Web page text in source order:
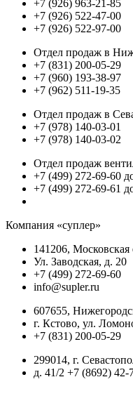
+7 (926) 963-21-85
+7 (926) 522-47-00
+7 (926) 522-97-00
Отдел продаж в
+7 (831) 200-05-29
+7 (960) 193-38-97
+7 (962) 511-19-35
Отдел продаж в
+7 (978) 140-03-01
+7 (978) 140-03-02
Отдел продаж
+7 (499) 272-69-60
+7 (499) 272-69-61
Компания «суплер»
141206,
Ул. Заводская, д. 20
+7 (499) 272-69-60
info@supler.ru
607655,
г. Кстово, ул.
+7 (831) 200-05-29
299014, г.
д. 41/2 +7 (8692) 42-